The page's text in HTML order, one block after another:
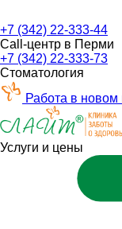
+7 (342) 22-333-44
Call-центр в Перми
+7 (342) 22-333-73
Стоматология
Работа в новом
Услуги и цены